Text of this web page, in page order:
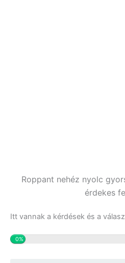
Roppant nehéz nyolc
érdekes
Itt vannak a kérdések és a
0%